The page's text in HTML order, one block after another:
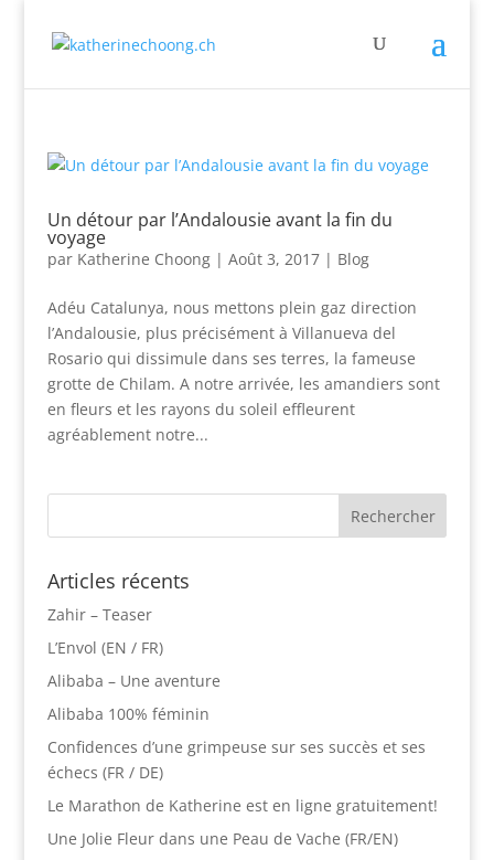
Un détour par l’Andalousie avant la fin du
voyage
par Katherine Choong| Août 3, 2017| Blog
Adéu Catalunya, nous mettons plein gaz direction
l’Andalousie, plus précisément à Villanueva del
Rosario qui dissimule dans ses terres, la fameuse
grotte de Chilam. A notre arrivée, les amandiers sont
en fleurs et les rayons du soleil effleurent
agréablement notre...
Articles récents
Zahir – Teaser
L’Envol (EN / FR)
Alibaba – Une aventure
Alibaba 100% féminin
Confidences d’une grimpeuse sur ses succès et ses
échecs (FR / DE)
Le Marathon de Katherine est en ligne gratuitement!
Une Jolie Fleur dans une Peau de Vache (FR/EN)